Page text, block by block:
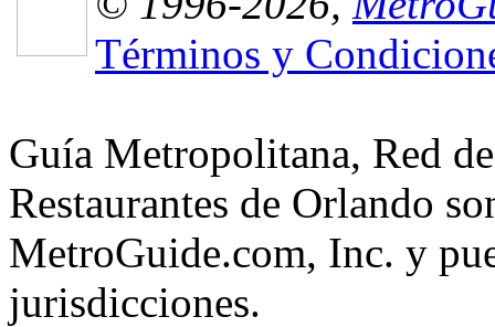
Términos y
Guía Metropolitana, Red
Restaurantes de Orlando
MetroGuide.com, Inc. y
jurisdicciones.